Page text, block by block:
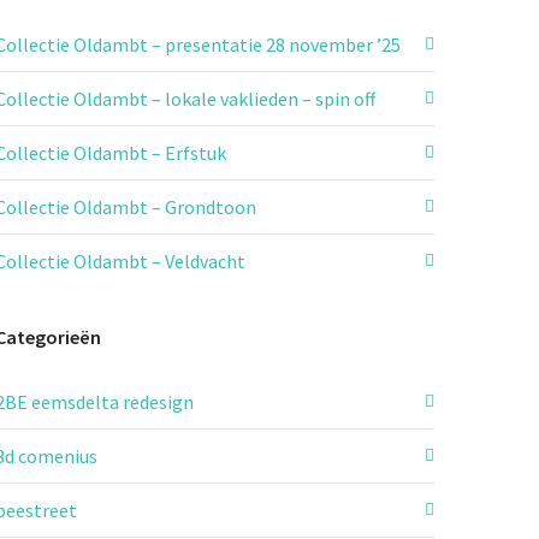
Oldambt – presentatie 28 november ’25
Oldambt – lokale vaklieden – spin off
Oldambt – Erfstuk
Oldambt – Grondtoon
Oldambt – Veldvacht
eemsdelta redesign
comenius